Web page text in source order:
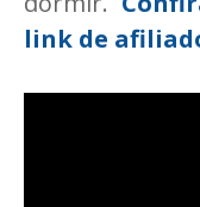
link de